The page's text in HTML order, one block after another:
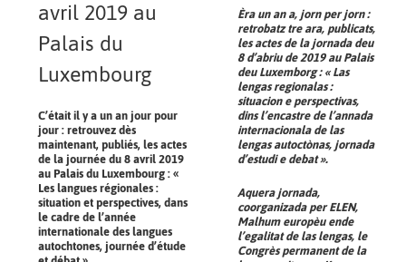
avril 2019 au
Palais du
Luxembourg
C’était il y a un an jour pour
jour : retrouvez dès
maintenant, publiés, les actes
de la journée du 8 avril 2019
au Palais du Luxembourg : «
Les langues régionales :
situation et perspectives, dans
le cadre de l’année
internationale des langues
autochtones, journée d’étude
Èra un an a, jorn per jorn :
retrobatz tre ara, publicats,
les actes de la jornada deu
8 d’abriu de 2019 au Palais
deu Luxemborg : « Las
lengas regionalas :
situacion e perspectivas,
dins l’encastre de l’annada
internacionala de las
lengas autoctònas, jornada
d’estudi e debat ».
Aquera jornada,
coorganizada perELEN,
Malhum europèu ende
l’egalitat de las lengas, le
Congrès permanent de la